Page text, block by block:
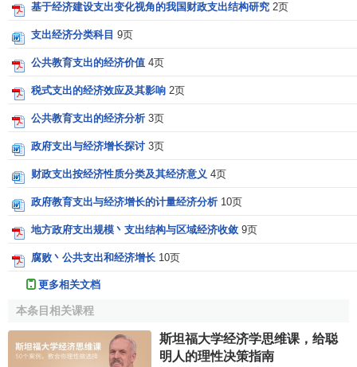
变中国经济和技术的落后面貌，加快社会主义建设步伐，就
需要财政通过经济建设支出，一方面支持现有企业进行
，提高现有设备的利用率和
采用先进技术装备和生产
们的机械化、自动化水平，把整个国民经济建立在先进的技
术基础之上，为实现经济的腾飞奠定强大的物质基础。
(三)经济建设支出是优化
有效方法。 分配是生产 的前提，财政 通过经济建设支出的
金流量
其内部生产要素的配置，既有利于新的生产结构的形成，也
便于调整失衡的生产结构，从而使国民经济的部门
(四)经济建设支出是改善和提高人民物质、文化生活水平
行，提高国民经济
一切最终必然促进国民经济的发展和国民收入的增长，在此
基础上，使城乡居民的收入水平和消费水平得到相应提高，
基于经济建设支出变化视角的我国财政支出结构研究 2页
支出经济分类科目 9页
公共教育支出的经济价值 4页
税式支出的经济效应及其影响 2页
公共教育支出的经济分析 3页
政府支出与经济增长探讨 3页
财政支出按经济性质分类及其经济意义 4页
政府教育支出与经济增长的计量经济分析 10页
地方政府支出规模丶支出结构与区域经济收敛 9页
腐败丶公共支出和经济增长 10页
更多相关文档
本条目相关课程
斯坦福大学经济学思维课，给聪
明人的理性决策指南